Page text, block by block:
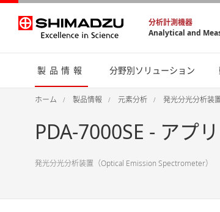
分析計測機器
Analytical and
製品情報 分野別ソリューション
ホーム 製品情報 元素分析 発光分光分析装
PDA-7000SE - アプ
発光分光分析装置（Optical Emission Spectrometer）